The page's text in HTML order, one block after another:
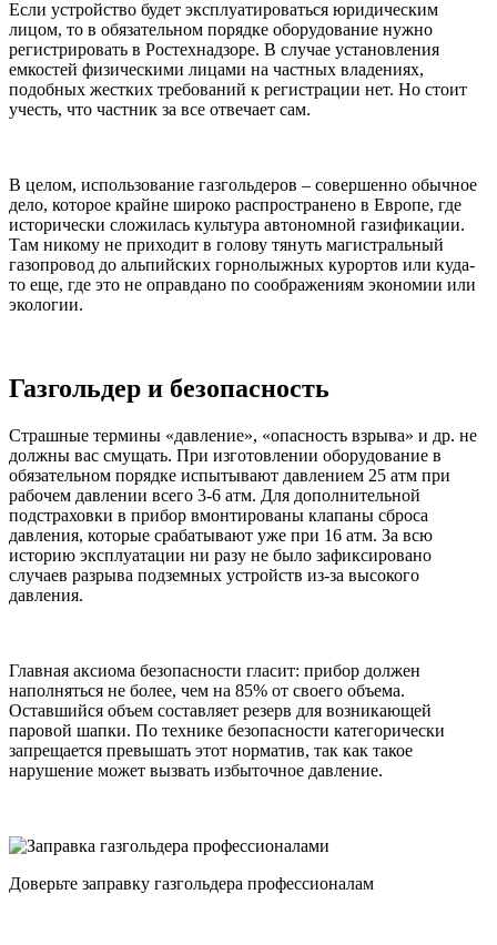
Если устройство будет эксплуатироваться юридическим
лицом, то в обязательном порядке оборудование нужно
регистрировать в Ростехнадзоре. В случае установления
емкостей физическими лицами на частных владениях,
подобных жестких требований к регистрации нет. Но стоит
учесть, что частник за все отвечает сам.
В целом, использование газгольдеров – совершенно обычное
дело, которое крайне широко распространено в Европе, где
исторически сложилась культура автономной газификации.
Там никому не приходит в голову тянуть магистральный
газопровод до альпийских горнолыжных курортов или куда-
то еще, где это не оправдано по соображениям экономии или
экологии.
Газгольдер и безопасность
Страшные термины «давление», «опасность взрыва» и др. не
должны вас смущать. При изготовлении оборудование в
обязательном порядке испытывают давлением 25 атм при
рабочем давлении всего 3-6 атм. Для дополнительной
подстраховки в прибор вмонтированы клапаны сброса
давления, которые срабатывают уже при 16 атм. За всю
историю эксплуатации ни разу не было зафиксировано
случаев разрыва подземных устройств из-за высокого
давления.
Главная аксиома безопасности гласит: прибор должен
наполняться не более, чем на 85% от своего объема.
Оставшийся объем составляет резерв для возникающей
паровой шапки. По технике безопасности категорически
запрещается превышать этот норматив, так как такое
нарушение может вызвать избыточное давление.
Доверьте заправку газгольдера профессионалам